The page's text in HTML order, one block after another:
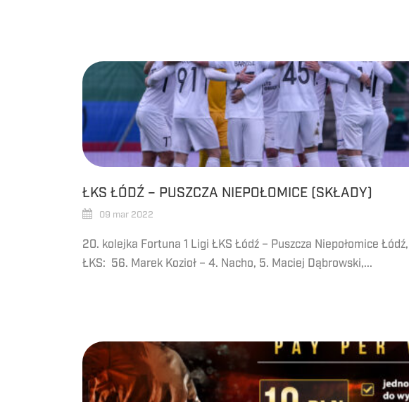
ŁKS ŁÓDŹ – PUSZCZA NIEPOŁOMICE (SKŁADY)
09 mar 2022
20. kolejka Fortuna 1 Ligi ŁKS Łódź – Puszcza Niepołomice
ŁKS: 56. Marek Kozioł – 4. Nacho, 5. Maciej Dąbrowski,...